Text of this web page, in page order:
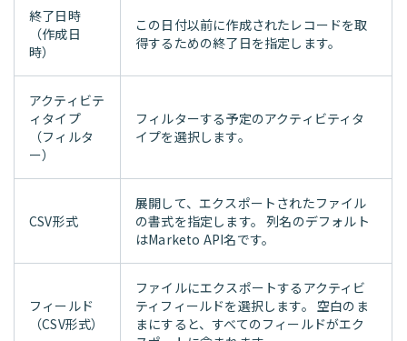
終了日時
（作成日
時）
この日付以前に作成されたレコードを取
得するための終了日を指定します。
アクティビテ
ィタイプ
（フィルタ
ー）
フィルターする予定のアクティビティタ
イプを選択します。
CSV形式
展開して、エクスポートされたファイル
の書式を指定します。 列名のデフォルト
はMarketo API名です。
フィールド
（CSV形式）
ファイルにエクスポートするアクティビ
ティフィールドを選択します。 空白のま
まにすると、すべてのフィールドがエク